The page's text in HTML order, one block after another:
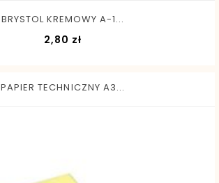
BRYSTOL KREMOWY A-1...
2,80 złCena
PAPIER TECHNICZNY A3...